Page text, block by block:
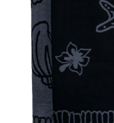
Business trolleys
Documententassen
Kledingtassen
Laptophoezen & -tassen
Giftcards
Wellness Giftsets